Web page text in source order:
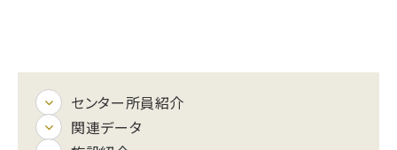
センター所員紹介
関連データ